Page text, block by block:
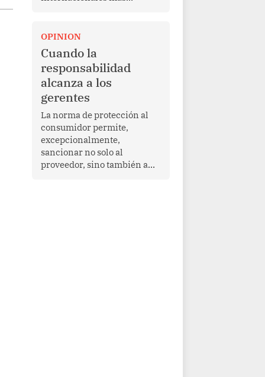
Más allá de su dimensión
religiosa, esta gira
representa una oportunidad
para reafirmar el valor del
diálogo, fortalecer los
vínculos entre los pueblos y
proyectar una imagen de
cooperación en una región
que enfrenta desafíos en
materia de desarrollo,
cohesión social y
gobernabilidad.
OPINION
Cuando la
responsabilidad
alcanza a los
gerentes
La norma de protección al
consumidor permite,
excepcionalmente,
sancionar no solo al
proveedor, sino también a